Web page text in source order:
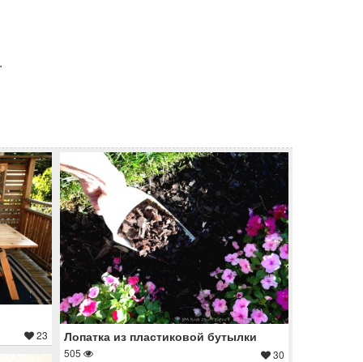
23 Лопатка из пластиковой бутылки
505 30